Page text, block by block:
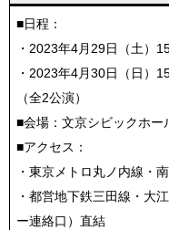
■日程：
・2023年4月29日（土）
・2023年4月30日（日）
（全2公演）
■会場：文京シビックホー
■アクセス：
・東京メトロ丸ノ内線・
・都営地下鉄三田線・大
ー連絡口）直結